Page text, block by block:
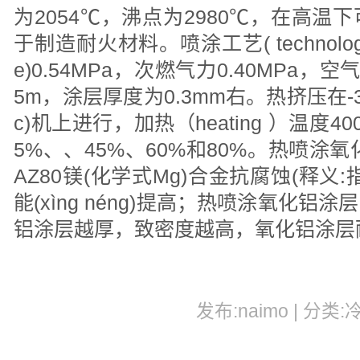
为2054℃，沸点为2980℃，在高温下
于制造耐火材料。喷涂工艺(
e)0.54MPa，次燃气力0.40MPa，空
5m，涂层厚度为0.3mm右。热挤压在
c)机上进行，加热（heating ）温度
5%、、45%、60%和80%。热喷涂
AZ80镁(化学式Mg)合金抗腐蚀(释义:
能(xìng néng)提高；热喷涂氧化铝涂
铝涂层越厚，致密度越高，氧化铝涂
发布:naimo | 分类: